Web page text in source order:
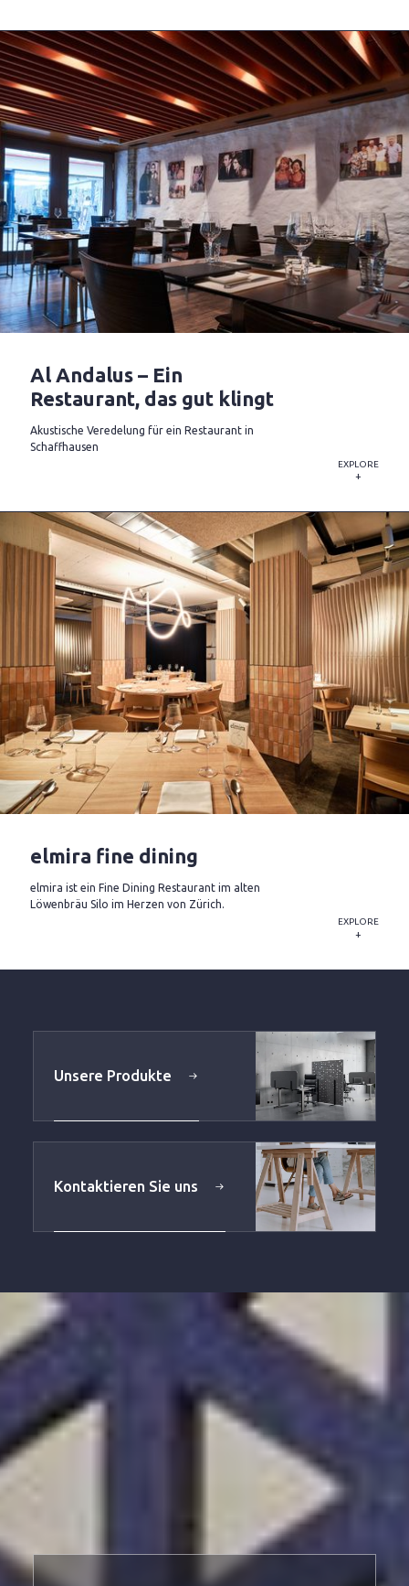
Al Andalus – Ein
Restaurant, das gut klingt
Akustische Veredelung für ein Restaurant in
Schaffhausen
EXPLORE
+
elmira fine dining
elmira ist ein Fine Dining Restaurant im alten
Löwenbräu Silo im Herzen von Zürich.
EXPLORE
+
Unsere Produkte
Kontaktieren Sie uns